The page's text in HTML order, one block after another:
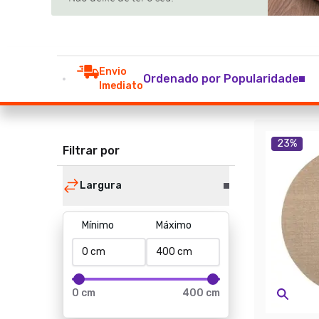
Envio
Imediato
Ordenado por Popularidade
Filtrar por
Largura
Mínimo Máximo
0 cm 400 cm
23%